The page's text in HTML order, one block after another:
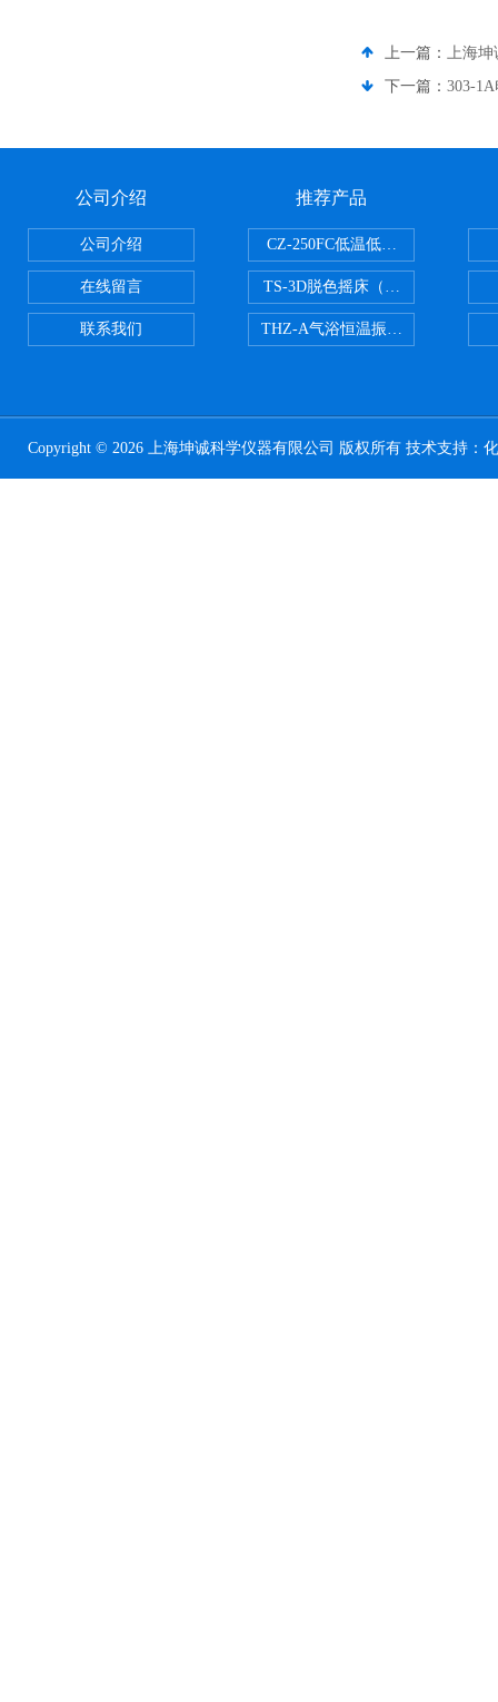
上一篇：
上海
下一篇： 303-
公司介绍
公司介绍
在线留言
联系我们
推荐产品
CZ-250FC低温低湿种子储藏柜
TS-3D脱色摇床（三维运动）
THZ-A气浴恒温振荡器
Copyright © 2026 上海坤诚科学仪器有限公司 版权所有 技术支持：